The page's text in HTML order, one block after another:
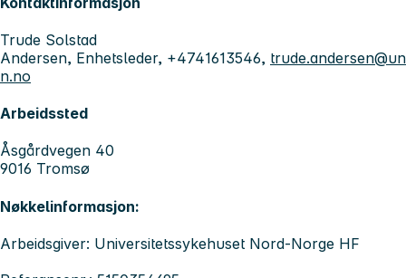
Trude Solstad
Andersen, Enhetsleder, +4741613546, trude.andersen@un
n.no
Arbeidssted
Åsgårdvegen 40
9016 Tromsø
Nøkkelinformasjon:
Arbeidsgiver: Universitetssykehuset Nord-Norge HF